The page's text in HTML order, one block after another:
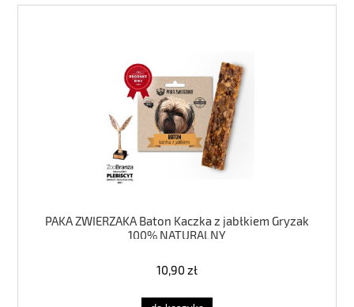
PAKA ZWIERZAKA Baton Kaczka z jabłkiem Gryzak
100% NATURALNY
10,90 zł